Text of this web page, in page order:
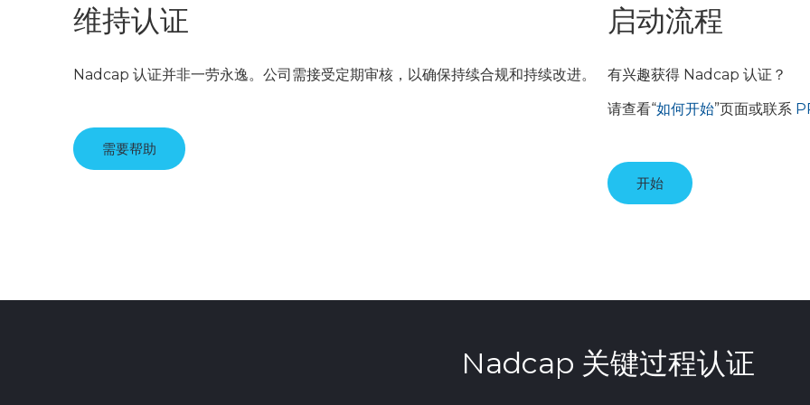
维持认证
Nadcap 认证并非一劳永逸。公司需接受定期审核，以确保持续合规和持续改进。
需要帮助
启动流程
有兴趣获得 Nadcap 认证？
请查看“如何开始”页面或联系
开始
Nadcap 关键过程认证